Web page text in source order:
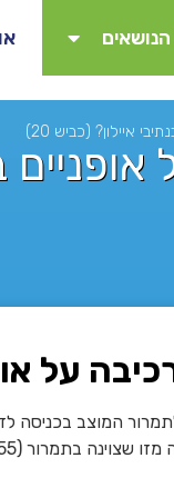
איילון? (כביש 20)
על
המוצב
בתמרור (55 קמ”ש).